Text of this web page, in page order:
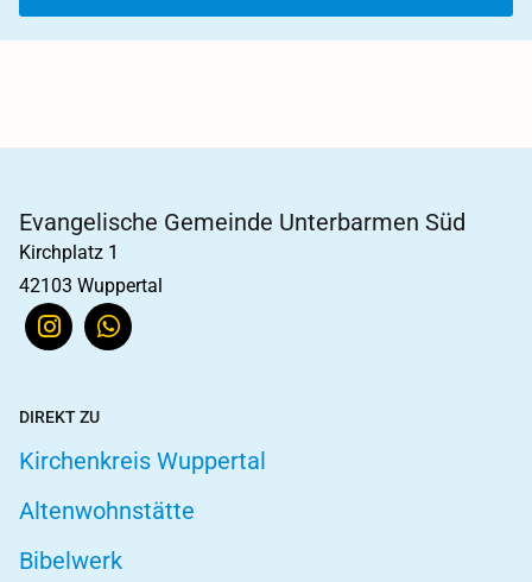
Evangelische Gemeinde Unterbarmen Süd
Kirchplatz 1
42103 Wuppertal
DIREKT ZU
Kirchenkreis Wuppertal
Altenwohnstätte
Bibelwerk